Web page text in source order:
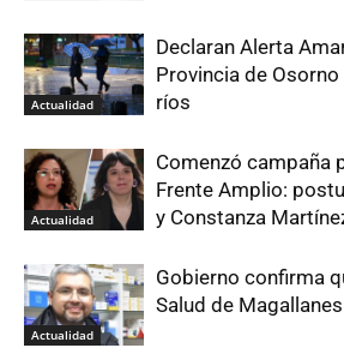
Actualidad
Declaran Alerta
Provincia de
ríos
Actualidad
Comenzó campaña
Frente Amplio:
y Constanza
Actualidad
Gobierno confirma
Salud de